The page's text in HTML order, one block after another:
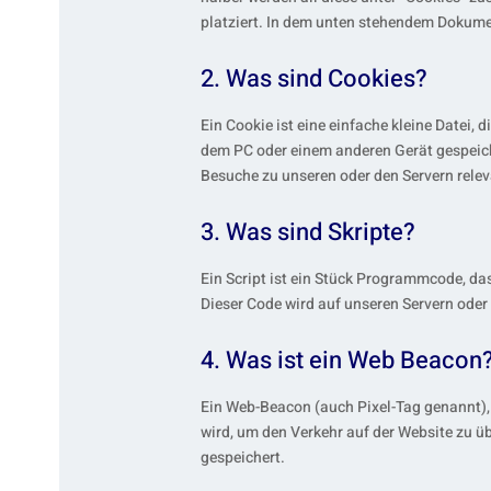
platziert. In dem unten stehendem
2. Was sind Cookies?
Ein Cookie ist eine einfache kleine Datei,
dem PC oder einem anderen Gerät
Besuche zu unseren oder den Servern
3. Was sind Skripte?
Ein Script ist ein Stück Programmcode,
Dieser Code wird auf unseren Servern
4. Was ist ein Web
Ein Web-Beacon (auch Pixel-Tag
wird, um den Verkehr auf der Website zu
gespeichert.